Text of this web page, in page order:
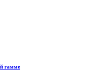
гамме